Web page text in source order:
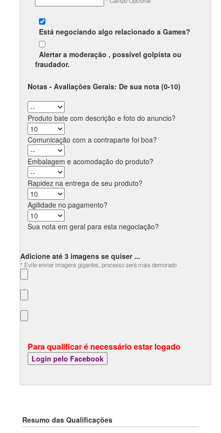
Está negociando algo relacionado a Games?
Alertar a moderação , possivel golpista ou
fraudador.
Notas - Avaliações Gerais: De sua nota (0-10)
Produto bate com descrição e foto do anuncio?
Comunicação com a contraparte foi boa?
Embalagem e acomodação do produto?
Rapidez na entrega de seu produto?
Agilidade no pagamento?
Sua nota em geral para esta negociação?
Adicione até 3 imagens se quiser ...
* Evite enviar imagens gigantes, processo será mais demorado
Para qualificar é necessário estar logado
Resumo das Qualificações